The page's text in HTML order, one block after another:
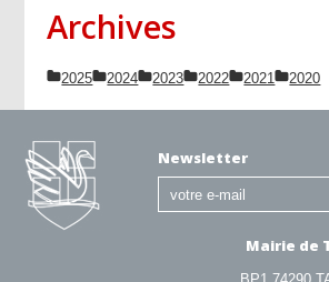
Archives
2025 2024 2023 2022 2021 2020
Newsletter
Mairie de